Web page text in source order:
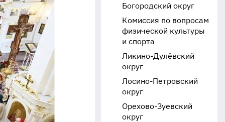
Богородский округ
Комиссия по вопросам
физической культуры
и спорта
Ликино-Дулёвский
округ
Лосино-Петровский
округ
Орехово-Зуевский
округ